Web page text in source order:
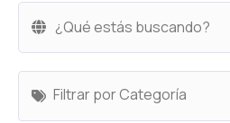
Filtrar por Categoría
−